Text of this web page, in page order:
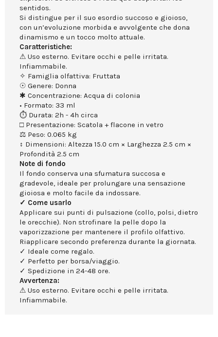
sentidos.
Si distingue per il suo esordio succoso e gioioso,
con un’evoluzione morbida e avvolgente che dona
dinamismo e un tocco molto attuale.
Caratteristiche:
⚠ Uso esterno. Evitare occhi e pelle irritata.
Infiammabile.
✧ Famiglia olfattiva: Fruttata
☉ Genere: Donna
✱ Concentrazione: Acqua di colonia
• Formato: 33 ml
⏱ Durata: 2h - 4h circa
□ Presentazione: Scatola + flacone in vetro
⚖ Peso: 0.065 kg
↕ Dimensioni: Altezza 15.0 cm × Larghezza 2.5 cm ×
Profondità 2.5 cm
Note di fondo
Il fondo conserva una sfumatura succosa e
gradevole, ideale per prolungare una sensazione
gioiosa e molto facile da indossare.
✓ Come usarlo
Applicare sui punti di pulsazione (collo, polsi, dietro
le orecchie). Non strofinare la pelle dopo la
vaporizzazione per mantenere il profilo olfattivo.
Riapplicare secondo preferenza durante la giornata.
✓ Ideale come regalo.
✓ Perfetto per borsa/viaggio.
✓ Spedizione in 24-48 ore.
Avvertenza:
⚠ Uso esterno. Evitare occhi e pelle irritata.
Infiammabile.